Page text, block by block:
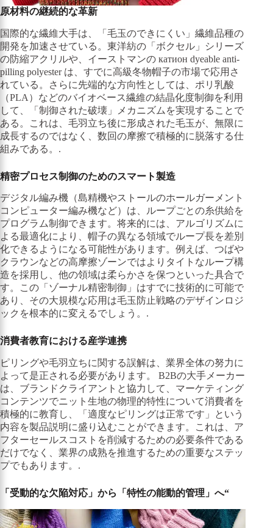
原材料の継続的な革新
国際的な繊維大手は、「毛玉のできにくい」繊維品種の
開発を加速させている。東洋紡の「ボクセル」シリーズ
の防縮アクリルや、イーストマンの катион dyeable anti-
pilling polyester は、すでに高級冬物帽子の市場で応用さ
れている。さらに先端的な方向性としては、ポリ乳酸
（PLA）などのバイオベース繊維の結晶化度制御を利用
して、「制御された破壊」メカニズムを実現することで
ある。これは、毛羽立ち後に形成された毛玉が、無限に
成長するのではなく、数回の摩擦で積極的に脱落する仕
組みである。.
精密プロセス制御のためのスマート製造
デジタル編み機（島精機やストールのホールガーメント
コンピューター編み機など）は、ループごとの糸供給を
プログラム制御できます。将来的には、アルゴリズムに
よる最適化により、帽子の異なる領域でループ長を差別
化できるようになる可能性があります。例えば、つばや
クラウンなどの高摩擦ゾーンではよりタイトなループ構
造を採用し、他の領域は柔らかさを保つといった具合で
す。この「ゾーナル精密制御」はすでに技術的に可能で
あり、その大規模な応用は毛玉防止戦略のデザインロジ
ックを根本的に変えるでしょう。.
消費者教育における産学連携
ピリングや毛羽立ちに関する誤解は、業界全体の努力に
よって是正される必要があります。 B2Bの大手メーカー
は、ブランドクライアントと協力して、マーケティング
コンテンツでニット生地の物理的特性について消費者を
積極的に教育し、「適度なピリングは正常です」という
内容を製品説明に盛り込むことができます。これは、ア
フターセールスコストを削減するための必要条件である
だけでなく、業界の成熟を推進するための重要なステッ
プでもあります。.
「受動的な欠陥対応」から「特性の能動的管理」へ“